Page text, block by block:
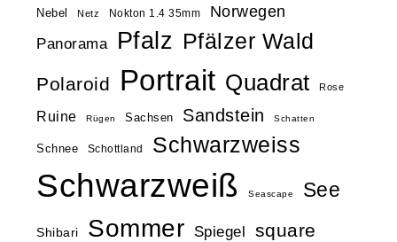
Nebel Netz Nokton 1.4 35mm Norwegen
Panorama Pfalz Pfälzer Wald
Polaroid Portrait Quadrat Rose
Ruine Rügen Sachsen Sandstein Schatten
Schnee Schottland Schwarzweiss
Schwarzweiß Seascape See
Shibari Sommer Spiegel square